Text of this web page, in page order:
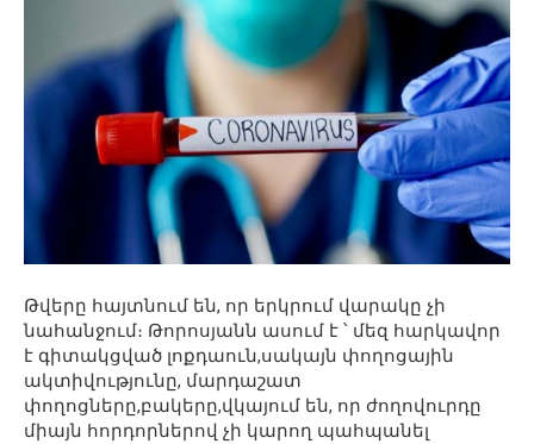
Թվերը հայտնում են, որ երկրում վարակը չի
նահանջում։ Թորոսյանն ասում է ՝ մեզ հարկավոր
է գիտակցված լոքդաուն,սակայն փողոցային
ակտիվությունը, մարդաշատ
փողոցները,բակերը,վկայում են, որ ժողովուրդը
միայն հորդորներով չի կարող պահպանել